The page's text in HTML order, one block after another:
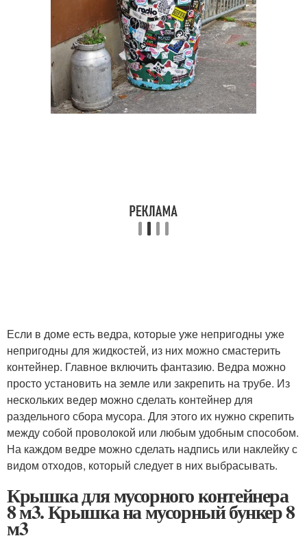
Если в доме есть ведра, которые уже непригодны уже
непригодны для жидкостей, из них можно смастерить
контейнер. Главное включить фантазию. Ведра можно
просто установить на земле или закрепить на трубе. Из
нескольких ведер можно сделать контейнер для
раздельного сбора мусора. Для этого их нужно скрепить
между собой проволокой или любым удобным способом.
На каждом ведре можно сделать надпись или наклейку с
видом отходов, который следует в них выбрасывать.
Крышка для мусорного контейнера
8 м3. Крышка на мусорный бункер 8
м3